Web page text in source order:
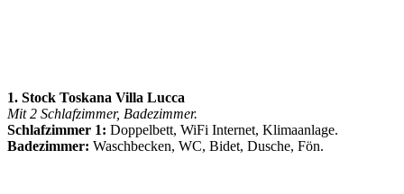
1. Stock Toskana Villa Lucca
Mit 2 Schlafzimmer, Badezimmer.
Schlafzimmer 1: Doppelbett, WiFi Internet, Klimaanlage.
Badezimmer: Waschbecken, WC, Bidet, Dusche, Fön.